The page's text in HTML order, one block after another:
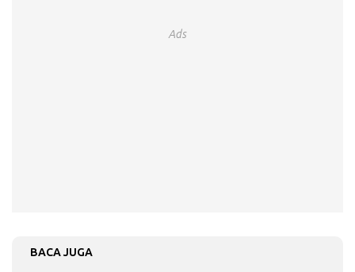
Ads
BACA JUGA